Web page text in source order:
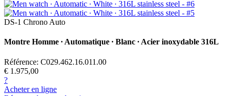
DS-1 Chrono Auto
Montre Homme ∙ Automatique ∙ Blanc ∙ Acier inoxydable 316L
Référence: C029.462.16.011.00
€ 1.975,00
?
Acheter en ligne